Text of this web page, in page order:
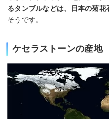
るタンブルなどは、日本の菊
そうです。
ケセラストーンの産地